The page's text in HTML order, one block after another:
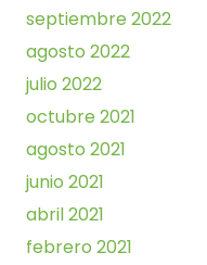
septiembre 2022
agosto 2022
julio 2022
octubre 2021
agosto 2021
junio 2021
abril 2021
febrero 2021